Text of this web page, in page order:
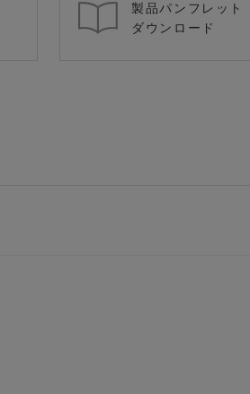
製品パンフレット
ダウンロード